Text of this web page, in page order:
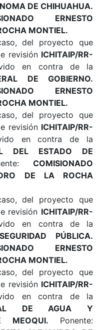
DE CHIHUAHUA.
ERNESTO
MONTIEL.
del proyecto que
revisión ICHITAIP/RR-
en contra de la
DE GOBIERNO.
ERNESTO
MONTIEL.
del proyecto que
revisión ICHITAIP/RR-
en contra de la
DEL ESTADO DE
COMISIONADO
DE LA ROCHA
del proyecto que
revisión ICHITAIP/RR-
en contra de la
PÚBLICA.
ERNESTO
MONTIEL.
del proyecto que
revisión ICHITAIP/RR-
en contra de la
DE AGUA Y
MEOQUI. Ponente: